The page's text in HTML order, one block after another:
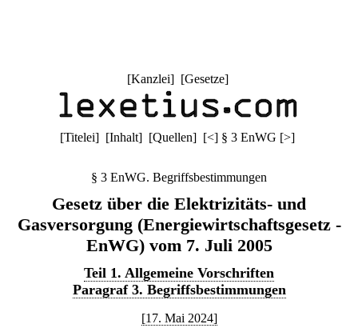
[Kanzlei] [Gesetze]
[Titelei] [Inhalt] [Quellen] [<] § 3 EnWG [>]
§ 3 EnWG. Begriffsbestimmungen
Gesetz über die Elektrizitäts- und
Gasversorgung (Energiewirtschaftsgesetz -
EnWG) vom 7. Juli 2005
Teil 1. Allgemeine Vorschriften
Paragraf 3. Begriffsbestimmungen
[17. Mai 2024]